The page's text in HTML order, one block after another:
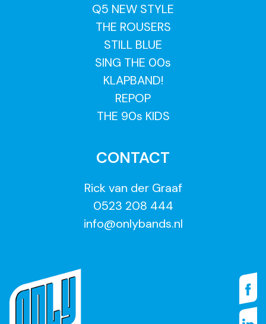
Q5 NEW STYLE
THE ROUSERS
STILL BLUE
SING THE 00s
KLAPBAND!
REPOP
THE 90s KIDS
CONTACT
Rick van der Graaf
0523 208 444
info@onlybands.nl